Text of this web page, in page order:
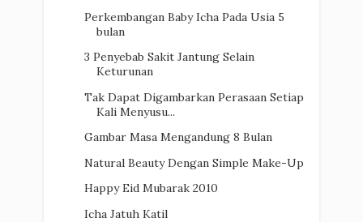
Perkembangan Baby Icha Pada Usia 5
bulan
3 Penyebab Sakit Jantung Selain
Keturunan
Tak Dapat Digambarkan Perasaan Setiap
Kali Menyusu...
Gambar Masa Mengandung 8 Bulan
Natural Beauty Dengan Simple Make-Up
Happy Eid Mubarak 2010
Icha Jatuh Katil